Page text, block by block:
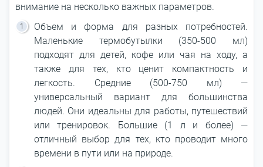
внимание на несколько важных параметров.
Объем и форма для разных потребностей.
Маленькие термобутылки (350-500 мл)
подходят для детей, кофе или чая на ходу, а
также для тех, кто ценит компактность и
легкость. Средние (500-750 мл) ―
универсальный вариант для большинства
людей. Они идеальны для работы, путешествий
или тренировок. Большие (1 л и более) ―
отличный выбор для тех, кто проводит много
времени в пути или на природе.